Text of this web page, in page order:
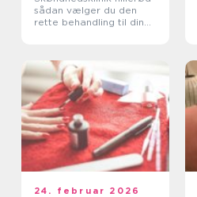
sådan vælger du den
rette behandling til din
24. februar 2026